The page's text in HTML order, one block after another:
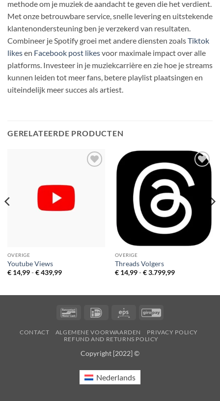
methode om je muziek de aandacht te geven die het verdient.
Met onze betrouwbare service, snelle levering en uitstekende
klantenondersteuning ben je verzekerd van resultaten.
Combineer je Spotify groei met andere diensten zoalsTiktok
likesen Facebook post likesvoor maximale impact over alle
platforms. Investeer in je muziekcarrière en zie hoe je streams
kunnen leiden tot meer fans, betere playlist plaatsingen en
uiteindelijk meer succes als artiest.
GERELATEERDE PRODUCTEN
verlanglijst
OVERIGE
Youtube Views
€14,99 - €439,99Prijsklasse:
Toevoegen
aan
verlanglijst
OVERIGE
Threads Volgers
€14,99 - €3.799,99Prijsklasse:
BancontactIDeal Eps GiroPay
CONTACT ALGEMENE VOORWAARDEN
PRIVACY POLICY
REFUND AND RETURNS POLICY
Copyright [2022] ©
Nederlands